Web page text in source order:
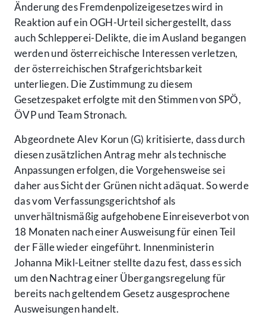
Änderung des Fremdenpolizeigesetzes wird in
Reaktion auf ein OGH-Urteil sichergestellt, dass
auch Schlepperei-Delikte, die im Ausland begangen
werden und österreichische Interessen verletzen,
der österreichischen Strafgerichtsbarkeit
unterliegen. Die Zustimmung zu diesem
Gesetzespaket erfolgte mit den Stimmen von SPÖ,
ÖVP und Team Stronach.
Abgeordnete Alev Korun (G) kritisierte, dass durch
diesen zusätzlichen Antrag mehr als technische
Anpassungen erfolgen, die Vorgehensweise sei
daher aus Sicht der Grünen nicht adäquat. So werde
das vom Verfassungsgerichtshof als
unverhältnismäßig aufgehobene Einreiseverbot von
18 Monaten nach einer Ausweisung für einen Teil
der Fälle wieder eingeführt. Innenministerin
Johanna Mikl-Leitner stellte dazu fest, dass es sich
um den Nachtrag einer Übergangsregelung für
bereits nach geltendem Gesetz ausgesprochene
Ausweisungen handelt.